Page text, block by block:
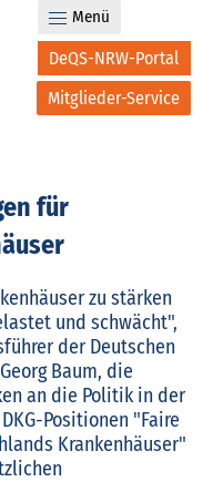
DeQS-NRW-Portal
Mitglieder-Service
Menü
für
zu stärken
und schwächt",
der Deutschen
Baum, die
an die Politik in der
Positionen "Faire
Krankenhäuser"